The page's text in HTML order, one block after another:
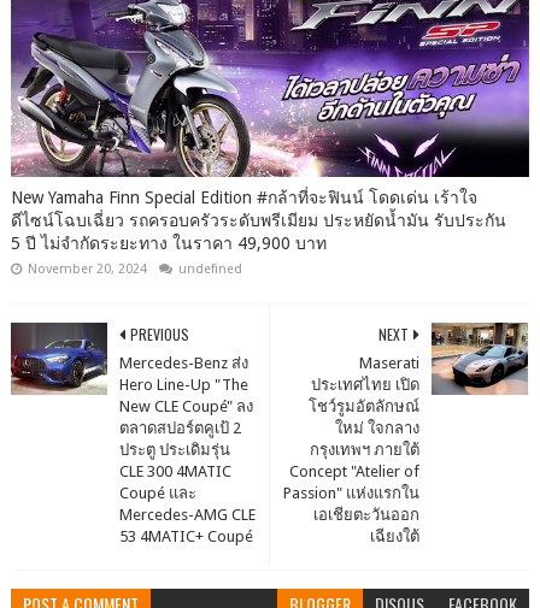
New Yamaha Finn Special Edition #กล้าที่จะฟินน์ โดดเด่น เร้าใจ
ดีไซน์โฉบเฉี่ยว รถครอบครัวระดับพรีเมียม ประหยัดน้ำมัน รับประกัน
5 ปี ไม่จำกัดระยะทาง ในราคา 49,900 บาท
November 20, 2024 undefined
NEXT
Maserati
ประเทศไทย เปิด
โชว์รูมอัตลักษณ์
ใหม่ ใจกลาง
กรุงเทพฯ ภายใต้
Concept "Atelier of
Passion" แห่งแรกใน
เอเชียตะวันออก
เฉียงใต้
PREVIOUS
Mercedes-Benz ส่ง
Hero Line-Up "The
New CLE Coupé" ลง
ตลาดสปอร์ตคูเป้ 2
ประตู ประเดิมรุ่น
CLE 300 4MATIC
Coupé และ
Mercedes-AMG CLE
53 4MATIC+ Coupé